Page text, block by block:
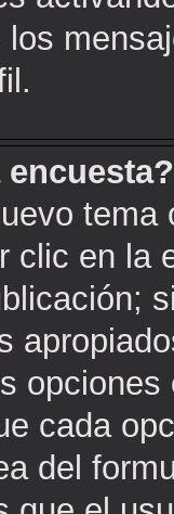
los
clic en la
opciones
cada
del